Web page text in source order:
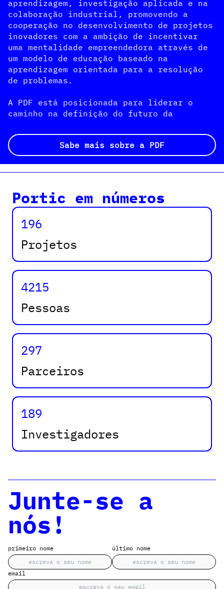
aprendizagem, investigação aplicada e na
colaboração industrial, promovendo a
cooperação no desenvolvimento de projetos
inovadores com a ambição de incentivar
uma mentalidade empreendedora através de
um modelo de educação baseado na
aprendizagem orientada para a resolução
de problemas.
A PDF está posicionada para liderar o
caminho na definição do futuro da
atingirem todo o seu potencial como
solucionadores criativos de problemas e
líderes empresariais.
Sabe mais sobre a PDF
Portic em números
196
Projetos
4215
Pessoas
297
Parceiros
189
Investigadores
Junte-se a
nós!
primeiro nome último nome
email